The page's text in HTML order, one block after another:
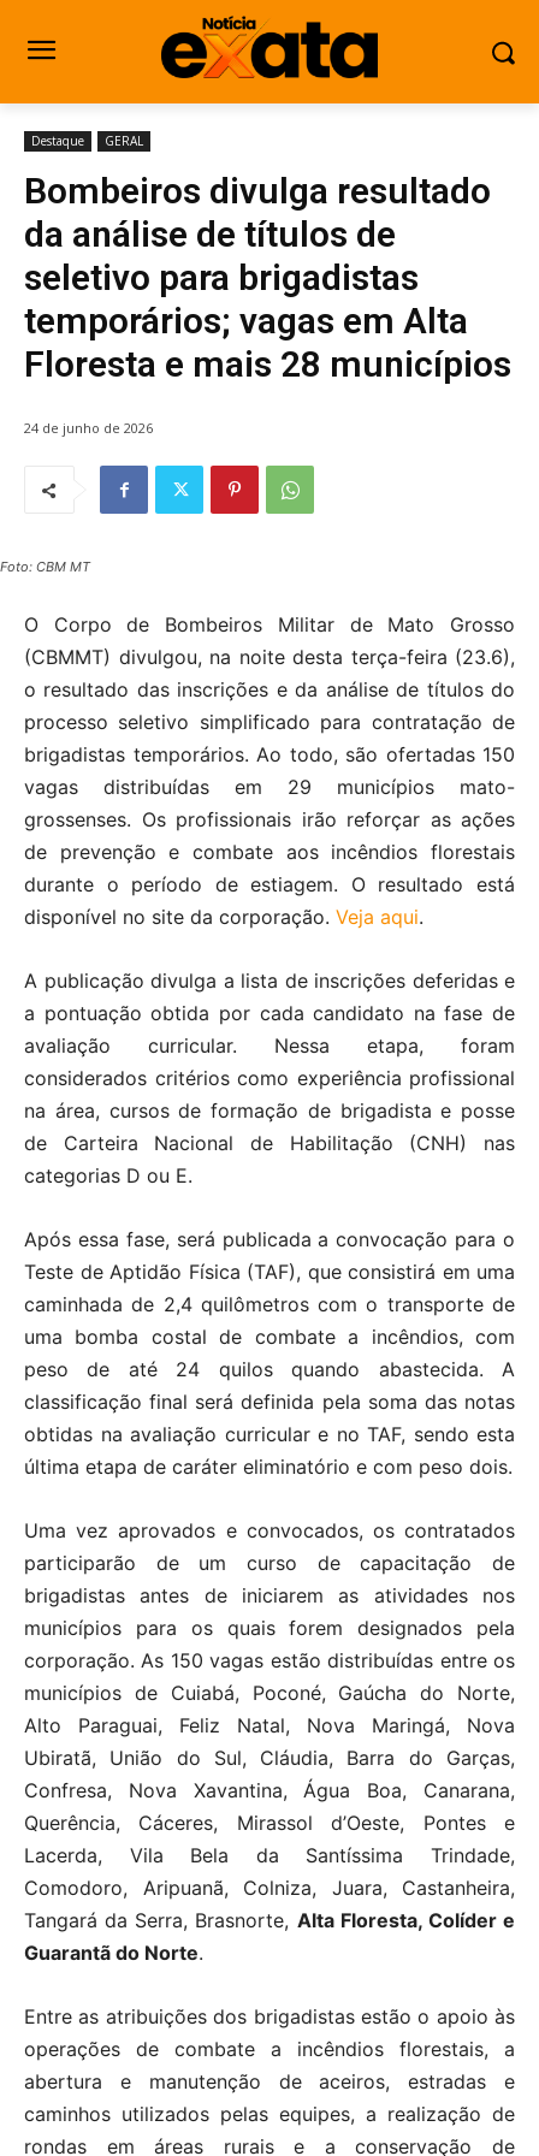
Destaque GERAL
Bombeiros divulga resultado
da análise de títulos de
seletivo para brigadistas
temporários; vagas em Alta
Floresta e mais 28 municípios
24 de junho de 2026
Foto: CBM MT
O Corpo de Bombeiros Militar de Mato Grosso
(CBMMT) divulgou, na noite desta terça-feira (23.6),
o resultado das inscrições e da análise de títulos do
processo seletivo simplificado para contratação de
brigadistas temporários. Ao todo, são ofertadas 150
vagas distribuídas em 29 municípios mato-
grossenses. Os profissionais irão reforçar as ações
de prevenção e combate aos incêndios florestais
durante o período de estiagem. O resultado está
disponível no site da corporação. Veja aqui.
A publicação divulga a lista de inscrições deferidas e
a pontuação obtida por cada candidato na fase de
avaliação curricular. Nessa etapa, foram
considerados critérios como experiência profissional
na área, cursos de formação de brigadista e posse
de Carteira Nacional de Habilitação (CNH) nas
categorias D ou E.
Após essa fase, será publicada a convocação para o
Teste de Aptidão Física (TAF), que consistirá em uma
caminhada de 2,4 quilômetros com o transporte de
uma bomba costal de combate a incêndios, com
peso de até 24 quilos quando abastecida. A
classificação final será definida pela soma das notas
obtidas na avaliação curricular e no TAF, sendo esta
última etapa de caráter eliminatório e com peso dois.
Uma vez aprovados e convocados, os contratados
participarão de um curso de capacitação de
brigadistas antes de iniciarem as atividades nos
municípios para os quais forem designados pela
corporação. As 150 vagas estão distribuídas entre os
municípios de Cuiabá, Poconé, Gaúcha do Norte,
Alto Paraguai, Feliz Natal, Nova Maringá, Nova
Ubiratã, União do Sul, Cláudia, Barra do Garças,
Confresa, Nova Xavantina, Água Boa, Canarana,
Querência, Cáceres, Mirassol d’Oeste, Pontes e
Lacerda, Vila Bela da Santíssima Trindade,
Comodoro, Aripuanã, Colniza, Juara, Castanheira,
Tangará da Serra, Brasnorte, Alta Floresta, Colíder e
Guarantã do Norte.
Entre as atribuições dos brigadistas estão o apoio às
operações de combate a incêndios florestais, a
abertura e manutenção de aceiros, estradas e
caminhos utilizados pelas equipes, a realização de
rondas em áreas rurais e a conservação de